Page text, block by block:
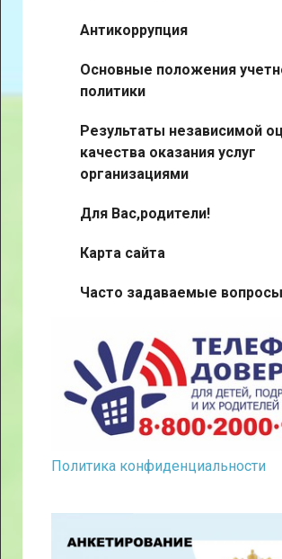
Антикоррупция
Основные положения
политики
Результаты независимой
качества оказания услуг
организациями
Для Вас,родители!
Карта сайта
Часто задаваемые вопросы
Политика конфиденциальности